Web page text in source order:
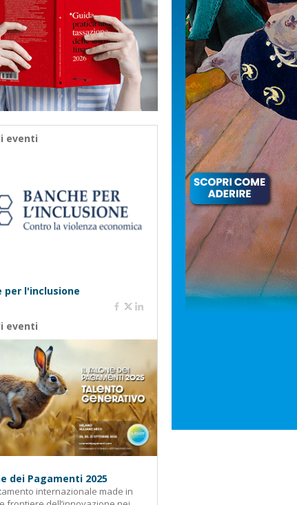
eventi
per l'inclusione
eventi
dei Pagamenti 2025
internazionale made in